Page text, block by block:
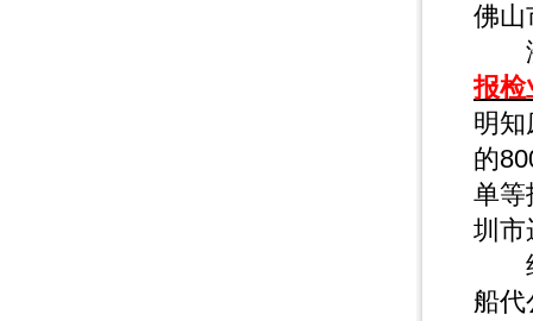
佛山
济
报检
明
的
单等
圳市
经
船